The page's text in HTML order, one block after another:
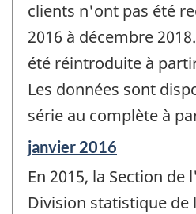
de
-
clients n'ont pas été
2016 à décembre
été réintroduite à
Les données sont
série au complète à
Période
référence
de
janvier 2016
En 2015, la Section de
Division statistique